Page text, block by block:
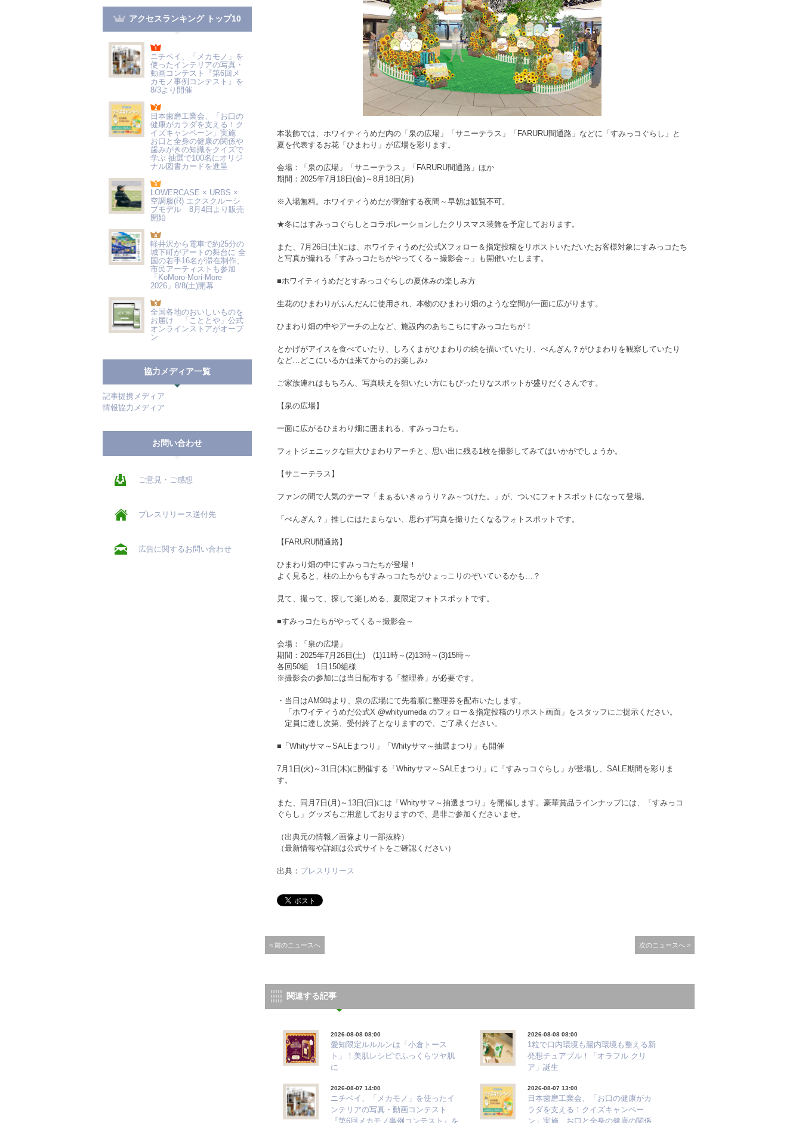
アクセスランキング トップ10
ニチベイ、「メカモノ」を
使ったインテリアの写真・
動画コンテスト『第6回メ
カモノ事例コンテスト』を
8/3より開催
日本歯磨工業会、「お口の
健康がカラダを支える！ク
イズキャンペーン」実施
お口と全身の健康の関係や
歯みがきの知識をクイズで
学ぶ 抽選で100名にオリジ
ナル図書カードを進呈
LOWERCASE × URBS ×
空調服(R) エクスクルーシ
ブモデル 8月4日より販売
開始
軽井沢から電車で約25分の
城下町がアートの舞台に 全
国の若手16名が滞在制作、
市民アーティストも参加
「KoMoro-Mori-More
2026」8/8(土)開幕
全国各地のおいしいものを
お届け 「こととや」公式
オンラインストアがオープ
ン
協力メディア一覧
記事提携メディア
情報協力メディア
お問い合わせ
ご意見・ご感想
プレスリリース送付先
広告に関するお問い合わせ
本装飾では、ホワイティうめだ内の「泉の広場」「サニーテラス」「FARURU間通路」などに「すみっコぐらし」と
夏を代表するお花「ひまわり」が広場を彩ります。
会場：「泉の広場」「サニーテラス」「FARURU間通路」ほか
期間：2025年7月18日(金)～8月18日(月)
※入場無料。ホワイティうめだが閉館する夜間～早朝は観覧不可。
★冬にはすみっコぐらしとコラボレーションしたクリスマス装飾を予定しております。
また、7月26日(土)には、ホワイティうめだ公式Xフォロー＆指定投稿をリポストいただいたお客様対象にすみっコたち
と写真が撮れる「すみっコたちがやってくる～撮影会～」も開催いたします。
■ホワイティうめだとすみっコぐらしの夏休みの楽しみ方
生花のひまわりがふんだんに使用され、本物のひまわり畑のような空間が一面に広がります。
ひまわり畑の中やアーチの上など、施設内のあちこちにすみっコたちが！
とかげがアイスを食べていたり、しろくまがひまわりの絵を描いていたり、ぺんぎん？がひまわりを観察していたり
など…どこにいるかは来てからのお楽しみ♪
ご家族連れはもちろん、写真映えを狙いたい方にもぴったりなスポットが盛りだくさんです。
【泉の広場】
一面に広がるひまわり畑に囲まれる、すみっコたち。
フォトジェニックな巨大ひまわりアーチと、思い出に残る1枚を撮影してみてはいかがでしょうか。
【サニーテラス】
ファンの間で人気のテーマ「まぁるいきゅうり？み～つけた。」が、ついにフォトスポットになって登場。
「ぺんぎん？」推しにはたまらない、思わず写真を撮りたくなるフォトスポットです。
【FARURU間通路】
ひまわり畑の中にすみっコたちが登場！
よく見ると、柱の上からもすみっコたちがひょっこりのぞいているかも…？
見て、撮って、探して楽しめる、夏限定フォトスポットです。
■すみっコたちがやってくる～撮影会～
会場：「泉の広場」
期間：2025年7月26日(土) (1)11時～(2)13時～(3)15時～
各回50組 1日150組様
※撮影会の参加には当日配布する「整理券」が必要です。
・当日はAM9時より、泉の広場にて先着順に整理券を配布いたします。
「ホワイティうめだ公式X @whityumeda のフォロー＆指定投稿のリポスト画面」をスタッフにご提示ください。
定員に達し次第、受付終了となりますので、ご了承ください。
■「Whityサマ～SALEまつり」「Whityサマ～抽選まつり」も開催
7月1日(火)～31日(木)に開催する「Whityサマ～SALEまつり」に「すみっコぐらし」が登場し、SALE期間を彩りま
す。
また、同月7日(月)～13日(日)には「Whityサマ～抽選まつり」を開催します。豪華賞品ラインナップには、「すみっコ
ぐらし」グッズもご用意しておりますので、是非ご参加くださいませ。
（出典元の情報／画像より一部抜粋）
（最新情報や詳細は公式サイトをご確認ください）
出典： プレスリリース
< 前のニュースへ 次のニュースへ >
関連する記事
2026-08-08 08:00
愛知限定ルルルンは「小倉トース
ト」！美肌レシピでふっくらツヤ肌
に
2026-08-08 08:00
1粒で口内環境も腸内環境も整える新
発想チュアブル！「オラフル クリ
ア」誕生
2026-08-07 14:00
ニチベイ、「メカモノ」を使ったイ
ンテリアの写真・動画コンテスト
『第6回メカモノ事例コンテスト』を
2026-08-07 13:00
日本歯磨工業会、「お口の健康がカ
ラダを支える！クイズキャンペー
ン」実施 お口と全身の健康の関係